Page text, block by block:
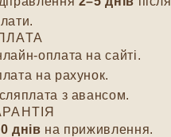
оплата на сайті.
на рахунок.
з авансом.
днів на приживлення.